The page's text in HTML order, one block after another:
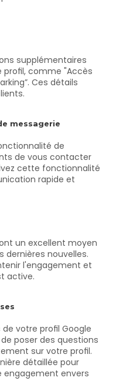
supplémentaires
profil, comme "Accès
Ces détails
messagerie
de
de vous contacter
cette fonctionnalité
rapide et
un excellent moyen
dernières nouvelles.
l'engagement et
active.
votre profil Google
poser des questions
sur votre profil.
détaillée pour
envers